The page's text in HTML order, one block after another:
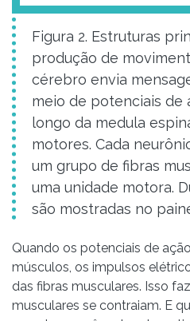
Figura 2. Estruturas
produção de
cérebro envia
meio de potenciais de
longo da medula
motores. Cada
um grupo de fibras
uma unidade motora.
são mostradas no
Quando os potenciais de
músculos, os impulsos
das fibras musculares. Isso
musculares se contraiam. E